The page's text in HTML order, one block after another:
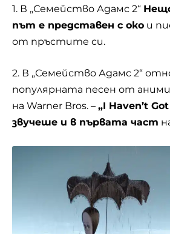
1. В „Семейство Адамс 2“
път е представен с око и
от пръстите си.
2. В „Семейство Адамс 2“
популярната песен от
на Warner Bros. – „I Haven’t
звучеше и в първата част